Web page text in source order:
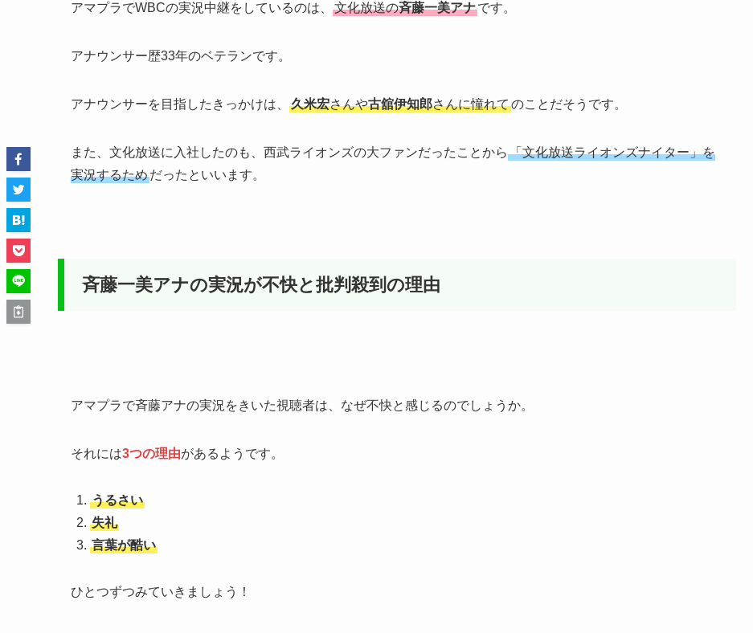
アマプラでWBCの実況中継をしているのは、 文化放送の斉藤一美アナです。
アナウンサー歴33年のベテランです。
アナウンサーを目指したきっかけは、 久米宏さんや古舘伊知郎さんに憧れてのことだそうです。
また、文化放送に入社したのも、西武ライオンズの大ファンだったことから 「文化放送ライオンズナイター」を
実況するためだったといいます。
斉藤一美アナの実況が不快と批判殺到の理由
アマプラで斉藤アナの実況をきいた視聴者は、なぜ不快と感じるのでしょうか。
それには3つの理由があるようです。
うるさい
失礼
言葉が酷い
ひとつずつみていきましょう！